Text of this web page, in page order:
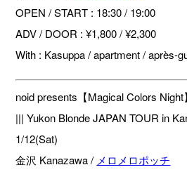
OPEN / START : 18:30 / 19:00
ADV / DOOR : ¥1,800 / ¥2,300
With : Kasuppa / apartment / après-
noid presents【Magical Colors Night】
||| Yukon Blonde JAPAN TOUR in
1/12(Sat)
金沢 Kanazawa / メロメロポッチ